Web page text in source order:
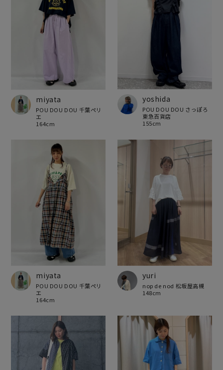
miyata
POU DOU DOU 千葉ペリ
エ
164cm
yoshida
POU DOU DOU さっぽろ
東急百貨店
155cm
miyata
POU DOU DOU 千葉ペリ
エ
164cm
yuri
nop de nod 松坂屋高槻
148cm